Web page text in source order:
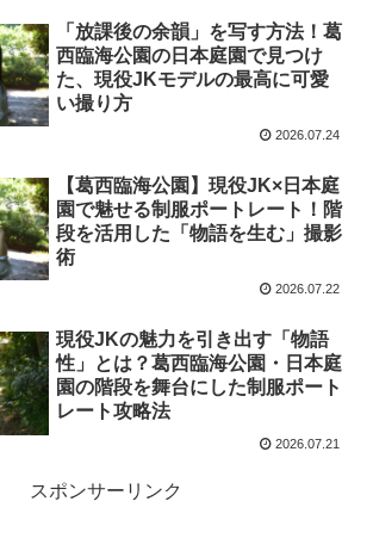
「放課後の余韻」を写す方法！葛
西臨海公園の日本庭園で見つけ
た、現役JKモデルの最高に可愛
い撮り方
2026.07.24
【葛西臨海公園】現役JK×日本庭
園で魅せる制服ポートレート！階
段を活用した「物語を生む」撮影
術
2026.07.22
現役JKの魅力を引き出す「物語
性」とは？葛西臨海公園・日本庭
園の階段を舞台にした制服ポート
レート攻略法
2026.07.21
スポンサーリンク